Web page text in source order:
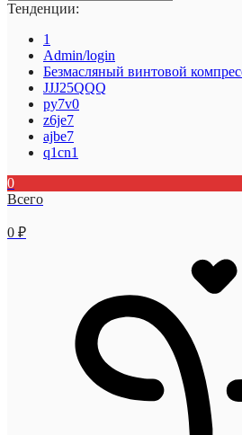
Тенденции:
1
Admin/login
Безмасляный винтовой
JJJ25QQQ
py7v0
z6je7
ajbe7
q1cn1
0
Всего
0 ₽